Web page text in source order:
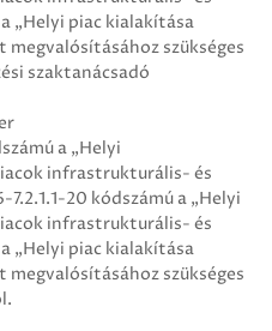
„Helyi piac kialakítása
szükséges
szaktanácsadó
a „Helyi
infrastrukturális- és
20 kódszámú a „Helyi
infrastrukturális- és
„Helyi piac kialakítása
szükséges